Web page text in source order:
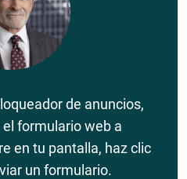
de anuncios,
formulario web a
en tu pantalla, haz clic
un formulario.